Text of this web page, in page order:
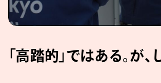
「高踏的」ではある。が